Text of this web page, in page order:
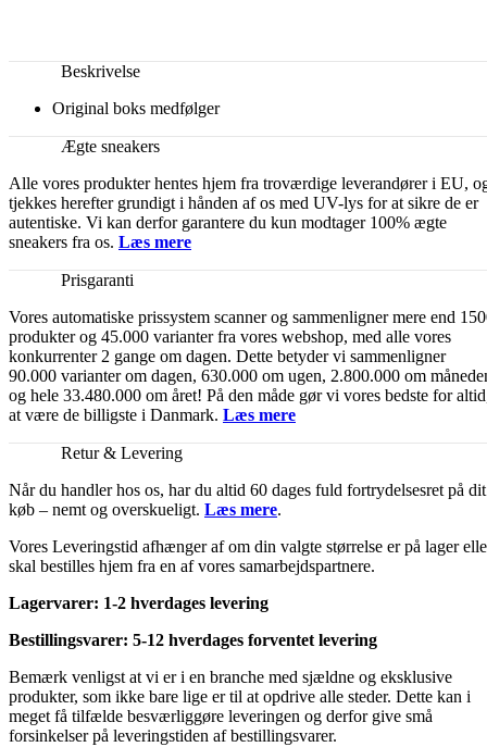
Beskrivelse
Original boks medfølger
Ægte sneakers
Alle vores produkter hentes hjem fra troværdige leverandører i EU,
tjekkes herefter grundigt i hånden af os med UV-lys for at sikre de er
autentiske. Vi kan derfor garantere du kun modtager 100% ægte
sneakers fra os. Læs mere
Prisgaranti
Vores automatiske prissystem scanner og sammenligner mere end
produkter og 45.000 varianter fra vores webshop, med alle vores
konkurrenter 2 gange om dagen. Dette betyder vi sammenligner
90.000 varianter om dagen, 630.000 om ugen, 2.800.000 om
og hele 33.480.000 om året! På den måde gør vi vores bedste for
at være de billigste i Danmark. Læs mere
Retur & Levering
Når du handler hos os, har du altid 60 dages fuld fortrydelsesret på dit
køb – nemt og overskueligt. Læs mere.
Vores Leveringstid afhænger af om din valgte størrelse er på lager
skal bestilles hjem fra en af vores samarbejdspartnere.
Lagervarer: 1-2 hverdages levering
Bestillingsvarer: 5-12 hverdages forventet levering
Bemærk venligst at vi er i en branche med sjældne og eksklusive
produkter, som ikke bare lige er til at opdrive alle steder. Dette kan i
meget få tilfælde besværliggøre leveringen og derfor give små
forsinkelser på leveringstiden af bestillingsvarer.